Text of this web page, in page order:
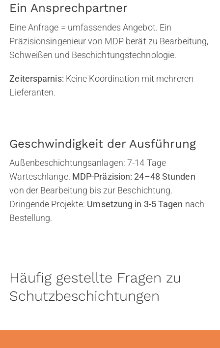
Ein Ansprechpartner
Eine Anfrage = umfassendes Angebot. Ein
Präzisionsingenieur von MDP berät zu Bearbeitung,
Schweißen und Beschichtungstechnologie.
Zeitersparnis: Keine Koordination mit mehreren
Lieferanten.
Geschwindigkeit der Ausführung
Außenbeschichtungsanlagen: 7-14 Tage
Warteschlange. MDP-Präzision: 24–48 Stunden
von der Bearbeitung bis zur Beschichtung.
Dringende Projekte: Umsetzung in 3-5 Tagen nach
Bestellung.
Häufig gestellte Fragen zu
Schutzbeschichtungen